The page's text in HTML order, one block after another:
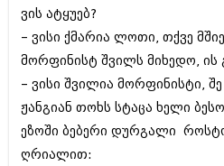
ივნისი 2017 (265)
მაისი 2017 (216)
აპრილი 2017 (220)
მარტი 2017 (212)
თებერვალი 2017 (205)
იანვარი 2017 (246)
ნოემბერი 2016 (207)
ოქტომბერი 2016 (257)
ვის ატყუებ?
– ვისი ქმარია ლოთი, თქვე
მორფინისტ შვილს მიხედო, ის
– ვისი შვილია მორფინისტი,
ჟანგიან თოხს სტაცა ხელი
ეზოში ბებერი დურგალი
ღრიალით: